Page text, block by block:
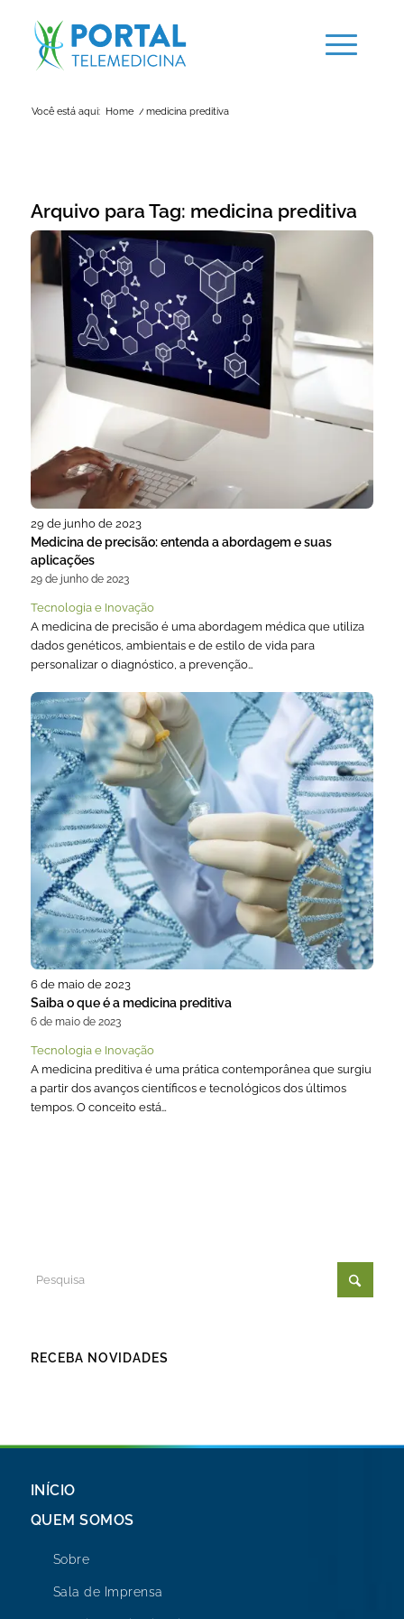
Você está aqui: Home / medicina preditiva
Arquivo para Tag: medicina preditiva
29 de junho de 2023
Medicina de precisão: entenda a abordagem e suas
aplicações
29 de junho de 2023
Tecnologia e Inovação
A medicina de precisão é uma abordagem médica que utiliza
dados genéticos, ambientais e de estilo de vida para
personalizar o diagnóstico, a prevenção…
6 de maio de 2023
Saiba o que é a medicina preditiva
6 de maio de 2023
Tecnologia e Inovação
A medicina preditiva é uma prática contemporânea que surgiu
a partir dos avanços científicos e tecnológicos dos últimos
tempos. O conceito está…
RECEBA NOVIDADES
INÍCIO
QUEM SOMOS
Sobre
Sala de Imprensa